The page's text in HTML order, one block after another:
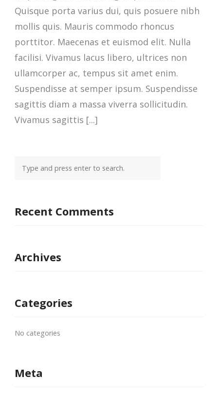
Quisque porta varius dui, quis posuere nibh
mollis quis. Mauris commodo rhoncus
porttitor. Maecenas et euismod elit. Nulla
facilisi. Vivamus lacus libero, ultrices non
ullamcorper ac, tempus sit amet enim.
Suspendisse at semper ipsum. Suspendisse
sagittis diam a massa viverra sollicitudin.
Vivamus sagittis [...]
Recent Comments
Archives
Categories
No categories
Meta